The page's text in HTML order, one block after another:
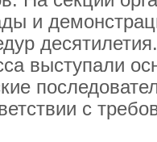
и
выступали
с